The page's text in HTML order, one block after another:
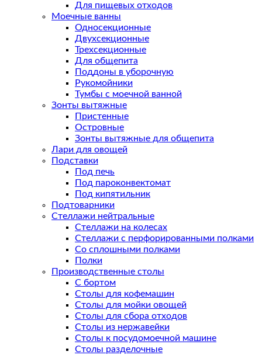
Для пищевых отходов
Моечные ванны
Односекционные
Двухсекционные
Трехсекционные
Для общепита
Поддоны в уборочную
Рукомойники
Тумбы с моечной ванной
Зонты вытяжные
Пристенные
Островные
Зонты вытяжные для общепита
Лари для овощей
Подставки
Под печь
Под пароконвектомат
Под кипятильник
Подтоварники
Стеллажи нейтральные
Стеллажи на колесах
Стеллажи с перфорированными полками
Со сплошными полками
Полки
Производственные столы
С бортом
Столы для кофемашин
Столы для мойки овощей
Столы для сбора отходов
Столы из нержавейки
Столы к посудомоечной машине
Столы разделочные